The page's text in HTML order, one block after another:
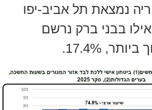
נמצאת תל אביב-יפו
ואילו בבני ברק נרשם
17.4%.